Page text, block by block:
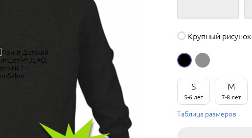
Крупный рисунок
S
5-6 лет
M
7-8 лет
Таблица размеров